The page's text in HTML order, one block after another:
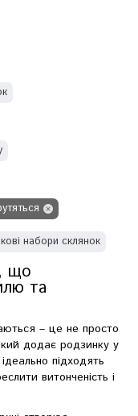
набори склянок
що
та
– це не просто
додає родзинку у
підходять
витонченість і